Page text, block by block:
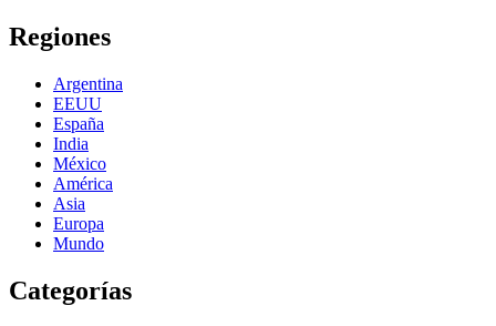
Regiones
Argentina
EEUU
España
India
México
América
Asia
Europa
Mundo
Categorías